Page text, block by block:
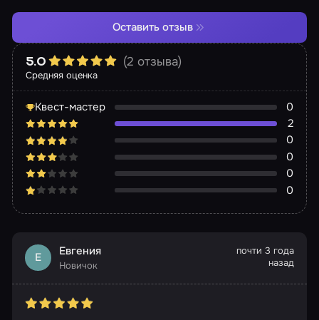
Средняя оценка
5.0 (2 отзыва)
Квест-мастер
0
2
0
0
0
0
Оставить отзыв
Е Евгения
Новичок
почти 3 года
назад